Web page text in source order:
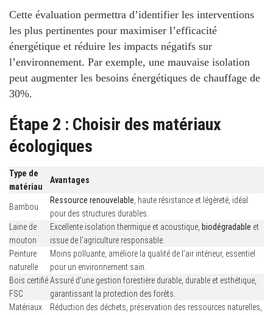
Cette évaluation permettra d’identifier les interventions
les plus pertinentes pour maximiser l’efficacité
énergétique et réduire les impacts négatifs sur
l’environnement. Par exemple, une mauvaise isolation
peut augmenter les besoins énergétiques de chauffage de
30%.
Étape 2 : Choisir des matériaux
écologiques
Type de
matériau
Avantages
Bambou
Ressource renouvelable, haute résistance et légèreté, idéal
pour des structures durables.
Laine de
mouton
Excellente isolation thermique et acoustique, biodégradable et
issue de l’agriculture responsable.
Peinture
naturelle
Moins polluante, améliore la qualité de l’air intérieur, essentiel
pour un environnement sain.
Bois certifié
FSC
Assuré d’une gestion forestière durable, durable et esthétique,
garantissant la protection des forêts.
Matériaux
Réduction des déchets, préservation des ressources naturelles,